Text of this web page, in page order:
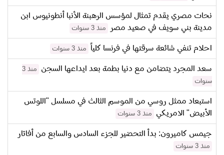
نحات مصري يقدم تمثال لمؤسس الرهبنة الأنبا أنطونيوس ابن
مدينة بني سويف في صعيد مصر
منذ 3 سنوات
احلام تنفي شائعة سرقتها في فرنسا كلياً منذ 3 سنوات
سعد المجرد يتضامن مع دنيا بطمة بعد ايداعها السجن
منذ 3
سنوات
استبعاد ممثل روسي من الموسم الثالث في مسلسل "اللوتس
الأبيض" الامريكي
منذ 3 سنوات
جيمس كاميرون: بدأ التحضير للجزء السادس والسابع من أفاتار
منذ 3 سنوات